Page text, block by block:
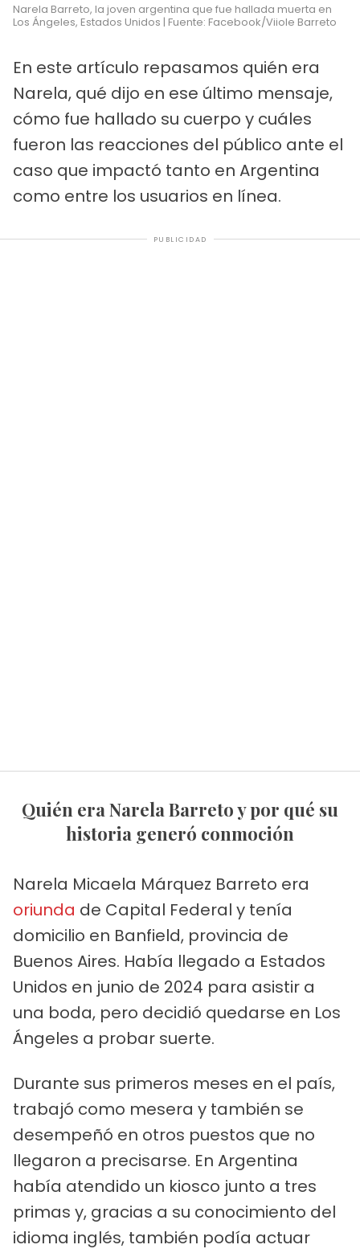
Narela Barreto, la joven argentina que fue hallada muerta en
Los Ángeles, Estados Unidos | Fuente: Facebook/Viiole Barreto
En este artículo repasamos quién era
Narela, qué dijo en ese último mensaje,
cómo fue hallado su cuerpo y cuáles
fueron las reacciones del público ante el
caso que impactó tanto en Argentina
como entre los usuarios en línea.
PUBLICIDAD
Quién era Narela Barreto y por qué su
historia generó conmoción
Narela Micaela Márquez Barreto era
oriunda de Capital Federal y tenía
domicilio en Banfield, provincia de
Buenos Aires. Había llegado a Estados
Unidos en junio de 2024 para asistir a
una boda, pero decidió quedarse en Los
Ángeles a probar suerte.
Durante sus primeros meses en el país,
trabajó como mesera y también se
desempeñó en otros puestos que no
llegaron a precisarse. En Argentina
había atendido un kiosco junto a tres
primas y, gracias a su conocimiento del
idioma inglés, también podía actuar